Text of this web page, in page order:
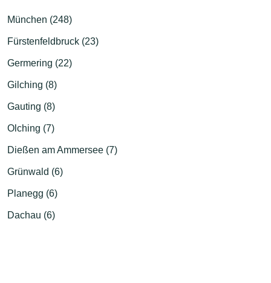
München (248)
Fürstenfeldbruck (23)
Germering (22)
Gilching (8)
Gauting (8)
Olching (7)
Dießen am Ammersee (7)
Grünwald (6)
Planegg (6)
Dachau (6)